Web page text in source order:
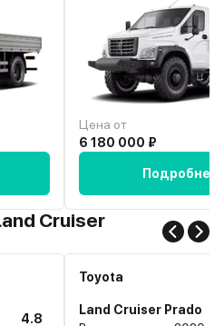
Цена от
6 180 000 ₽
Подробнее
Cruiser
4.8
Toyota
Land Cruiser Prado